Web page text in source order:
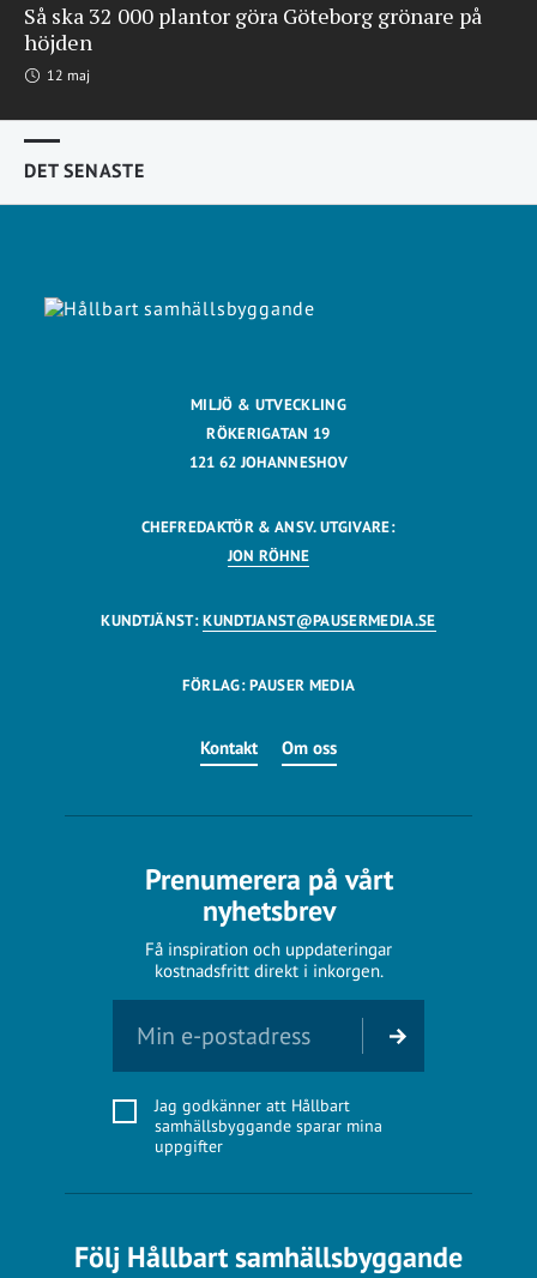
Så ska 32 000 plantor göra Göteborg grönare på
höjden
12 maj
DET SENASTE
MILJÖ & UTVECKLING
RÖKERIGATAN 19
121 62 JOHANNESHOV
CHEFREDAKTÖR & ANSV. UTGIVARE:
JON RÖHNE
KUNDTJÄNST:KUNDTJANST@PAUSERMEDIA.SE
FÖRLAG: PAUSER MEDIA
Kontakt Om oss
Prenumerera på vårt
nyhetsbrev
Få inspiration och uppdateringar
kostnadsfritt direkt i inkorgen.
Jag godkänner att Hållbart
samhällsbyggande sparar mina
uppgifter
Följ Hållbart samhällsbyggande